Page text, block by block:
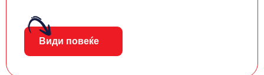
Види повеќе